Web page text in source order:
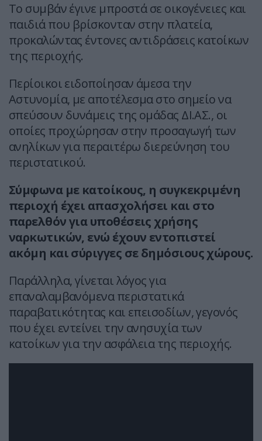
Το συμβάν έγινε μπροστά σε οικογένειες και
παιδιά που βρίσκονταν στην πλατεία,
προκαλώντας έντονες αντιδράσεις κατοίκων
της περιοχής.
Περίοικοι ειδοποίησαν άμεσα την
Αστυνομία, με αποτέλεσμα στο σημείο να
σπεύσουν δυνάμεις της ομάδας ΔΙ.ΑΣ., οι
οποίες προχώρησαν στην προσαγωγή των
ανηλίκων για περαιτέρω διερεύνηση του
περιστατικού.
Σύμφωνα με κατοίκους, η συγκεκριμένη
περιοχή έχει απασχολήσει και στο
παρελθόν για υποθέσεις χρήσης
ναρκωτικών, ενώ έχουν εντοπιστεί
ακόμη και σύριγγες σε δημόσιους χώρους.
Παράλληλα, γίνεται λόγος για
επαναλαμβανόμενα περιστατικά
παραβατικότητας και επεισοδίων, γεγονός
που έχει εντείνει την ανησυχία των
κατοίκων για την ασφάλεια της περιοχής.